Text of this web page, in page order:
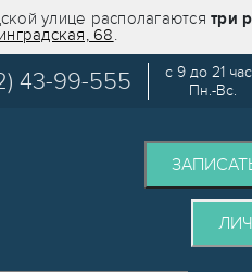
улице располагаются три
68.
43-99-555
с 9 до 21
Пн.-Вс.